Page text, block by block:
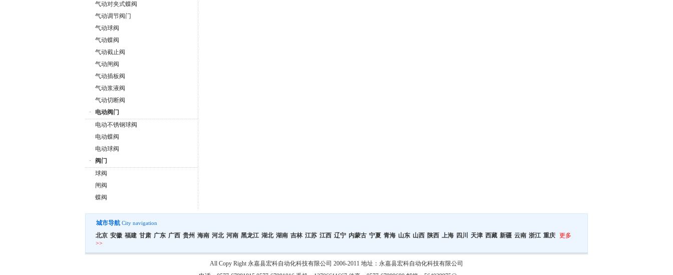
气动对夹式蝶阀
气动调节阀门
气动球阀
气动蝶阀
气动截止阀
气动闸阀
气动插板阀
气动浆液阀
气动切断阀
·
电动阀门
电动不锈钢球阀
电动蝶阀
电动球阀
·
阀门
球阀
闸阀
蝶阀
城市导航 City navigation
北京 安徽 福建 甘肃 广东 广西 贵州 海南 河北 河南 黑龙江 湖北 湖南 吉林 江苏 江西 辽宁 内蒙古 宁夏 青海 山东 山西 陕西 上海 四川 天津 西藏 新疆 云南 浙江 重庆 更多
>>
All Copy Right 永嘉县宏科自动化科技有限公司 2006-2011 地址：永嘉县宏科自动化科技有限公司